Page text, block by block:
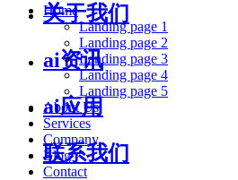
关于我们
ai资讯
ai应用
联系我们
Home
Landing page 1
Landing page 2
Landing page 3
Landing page 4
Landing page 5
About Us
Services
Company
Blog
Contact